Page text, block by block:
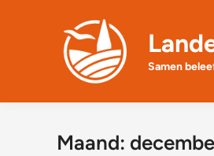
Samen
Maand: